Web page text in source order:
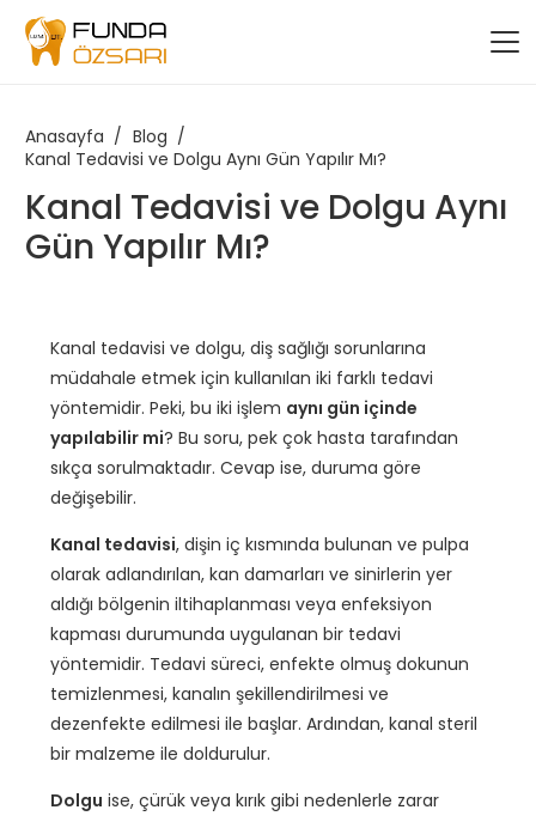
Anasayfa / Blog /
Kanal Tedavisi ve Dolgu Aynı Gün Yapılır Mı?
Kanal Tedavisi ve Dolgu Aynı
Gün Yapılır Mı?
Kanal tedavisi ve dolgu, diş sağlığı sorunlarına
müdahale etmek için kullanılan iki farklı tedavi
yöntemidir. Peki, bu iki işlem aynı gün içinde
yapılabilir mi? Bu soru, pek çok hasta tarafından
sıkça sorulmaktadır. Cevap ise, duruma göre
değişebilir.
Kanal tedavisi, dişin iç kısmında bulunan ve pulpa
olarak adlandırılan, kan damarları ve sinirlerin yer
aldığı bölgenin iltihaplanması veya enfeksiyon
kapması durumunda uygulanan bir tedavi
yöntemidir. Tedavi süreci, enfekte olmuş dokunun
temizlenmesi, kanalın şekillendirilmesi ve
dezenfekte edilmesi ile başlar. Ardından, kanal steril
bir malzeme ile doldurulur.
Dolgu ise, çürük veya kırık gibi nedenlerle zarar